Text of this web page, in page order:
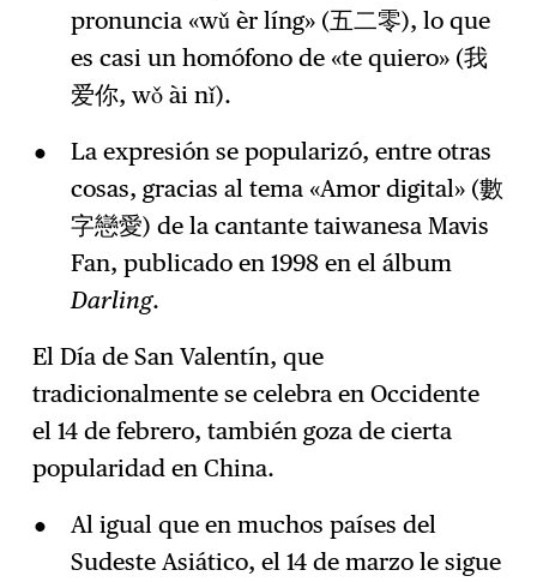
pronuncia «wǔ èr líng» (五二零), lo que
es casi un homófono de «te quiero» (我
爱你, wǒ ài nǐ).
La expresión se popularizó, entre otras
cosas, gracias al tema «Amor digital» (數
字戀愛) de la cantante taiwanesa Mavis
Fan, publicado en 1998 en el álbum
Darling.
El Día de San Valentín, que
tradicionalmente se celebra en Occidente
el 14 de febrero, también goza de cierta
popularidad en China.
Al igual que en muchos países del
Sudeste Asiático, el 14 de marzo le sigue